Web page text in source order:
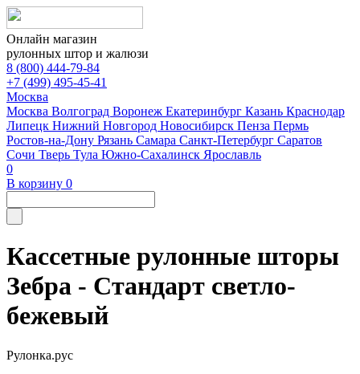
Онлайн магазин
рулонных штор и жалюзи
8 (800) 444-79-84
+7 (499) 495-45-41
Москва
Москва Волгоград Воронеж Екатеринбург Казань Краснодар
Липецк Нижний Новгород Новосибирск Пенза Пермь
Ростов-на-Дону Рязань Самара Санкт-Петербург Саратов
Сочи Тверь Тула Южно-Сахалинск Ярославль
0
В корзину 0
Кассетные рулонные шторы
Зебра - Стандарт светло-
бежевый
Рулонка.рус